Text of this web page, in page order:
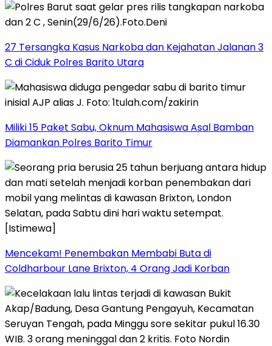
27 Tersangka Kasus Narkoba dan Kejahatan Jalanan 3
C di Ciduk Polres Barito Utara
Miliki 15 Paket Sabu, Oknum Mahasiswa Asal Bamban
Diamankan Polres Barito Timur
Mencekam! Penembakan Membabi Buta di
Coldharbour Lane Brixton, 4 Orang Jadi Korban